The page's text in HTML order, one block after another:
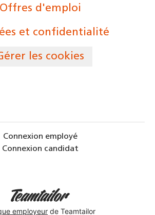
Offres d'emploi
et confidentialité
les cookies
Connexion employé
Connexion candidat
employeur de Teamtailor